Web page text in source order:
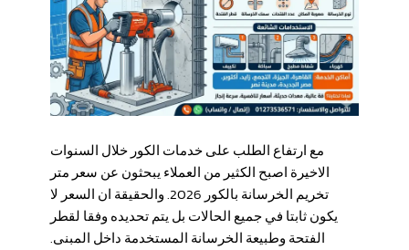
مع ارتفاع الطلب على خدمات الكور خلال السنوات
الاخيرة اصبح الكثير من العملاء يبحثون عن سعر متر
تخريم الخرسانة بالكور 2026. والحقيقة ان السعر لا
يكون ثابتا في جميع الحالات بل يتم تحديده وفقا لقطر
الفتحة وطبيعة الخرسانة المستخدمة داخل المبنى.